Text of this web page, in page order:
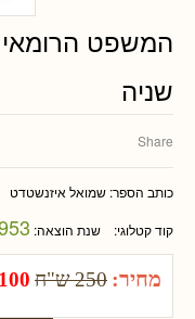
המשפט הרומאי,
שניה
Share
כותב הספר: שמואל איזנשטדט
קוד קטלוגי: שנת הוצאה:
מחיר: 250 ש"ח 100 ש"ח